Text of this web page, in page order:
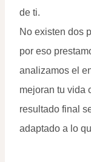
de ti.
No existen dos
por eso
analizamos el
mejoran tu vida
resultado final
adaptado a lo